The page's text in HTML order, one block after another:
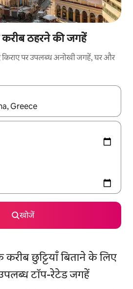
ठहरने की जगहें
किराए पर उपलब्ध अनोखी जगहें, घर और
और डाउन 'ऐरो की' का इस्तेमाल करके नेविगेट
खोजें
छुट्टियाँ बिताने के लिए
टॉप-रेटेड जगहें